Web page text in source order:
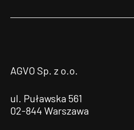
AGVO Sp. z o.o.
ul. Puławska 561
02-844 Warszawa